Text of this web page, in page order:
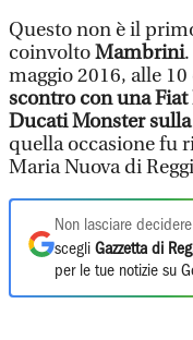
Questo non è il
coinvoltoMambrini
maggio 2016, alle
scontro con una
Ducati Monster
quella occasione fu
Maria Nuova di
Non lasciare
scegli Gazzetta di
per le tue notizie su